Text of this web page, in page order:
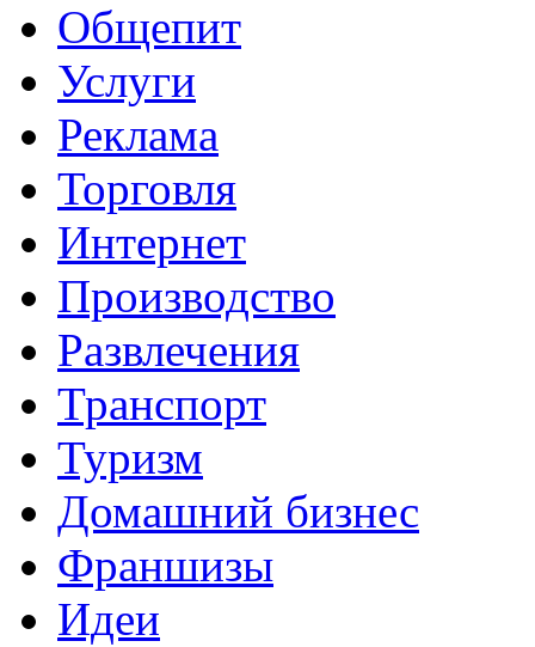
Общепит
Услуги
Реклама
Торговля
Интернет
Производство
Развлечения
Транспорт
Туризм
Домашний бизнес
Франшизы
Идеи